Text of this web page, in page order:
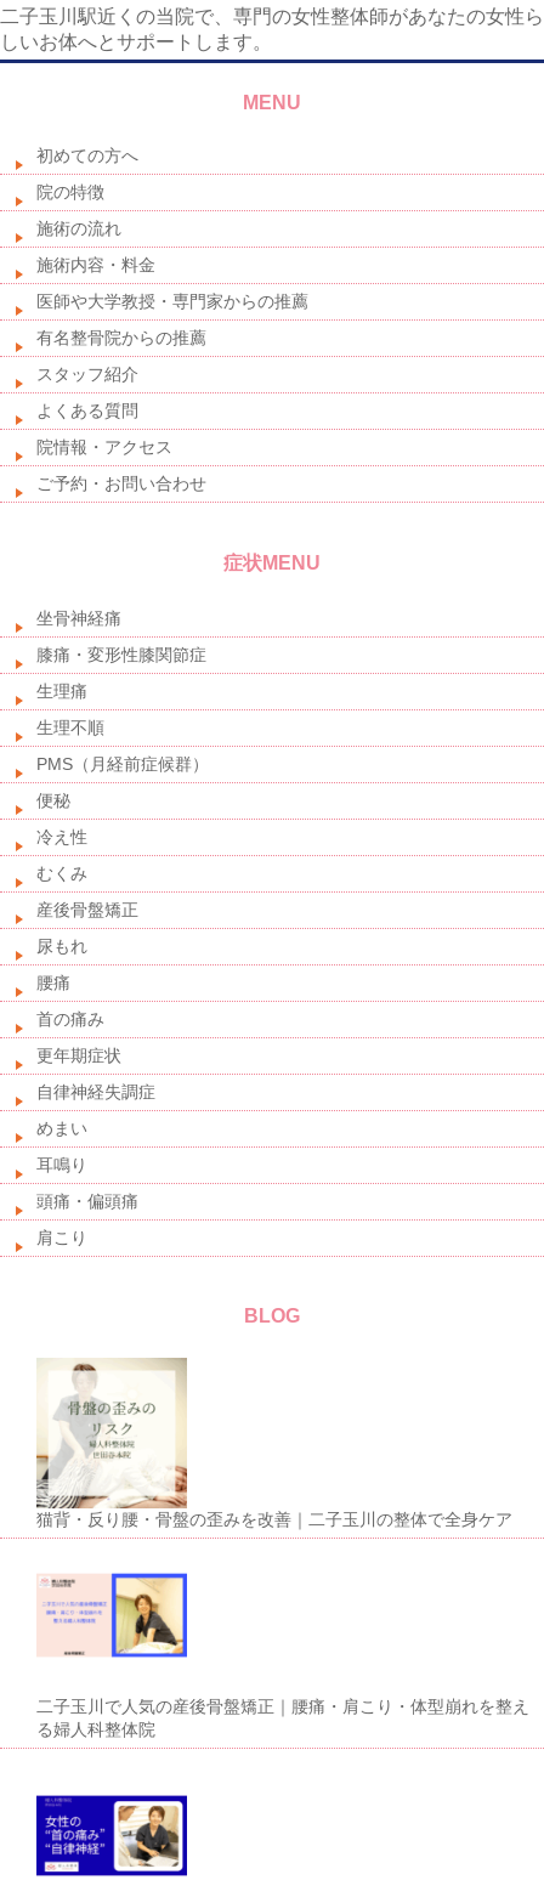
二子玉川駅近くの当院で、専門の女性整体師があなたの女性ら
しいお体へとサポートします。
MENU
初めての方へ
院の特徴
施術の流れ
施術内容・料金
医師や大学教授・専門家からの推薦
有名整骨院からの推薦
スタッフ紹介
よくある質問
院情報・アクセス
ご予約・お問い合わせ
症状MENU
坐骨神経痛
膝痛・変形性膝関節症
生理痛
生理不順
PMS（月経前症候群）
便秘
冷え性
むくみ
産後骨盤矯正
尿もれ
腰痛
首の痛み
更年期症状
自律神経失調症
めまい
耳鳴り
頭痛・偏頭痛
肩こり
BLOG
猫背・反り腰・骨盤の歪みを改善｜二子玉川の整体で全身ケア
二子玉川で人気の産後骨盤矯正｜腰痛・肩こり・体型崩れを整え
る婦人科整体院